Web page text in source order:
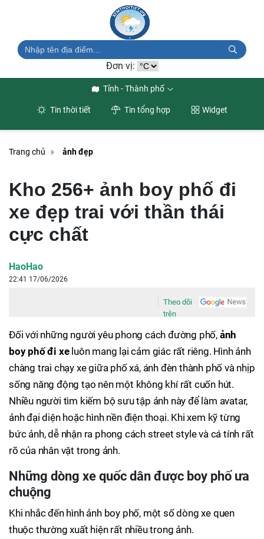
Đơn vị:
Tỉnh - Thành phố
Tin thời tiết Tin tổng hợp Widget
Trang chủ ảnh đẹp
Kho 256+ ảnh boy phố đi
xe đẹp trai với thần thái
cực chất
HaoHao
22:41 17/06/2026
Theo dõi
trên
Đối với những người yêu phong cách đường phố, ảnh
boy phố đi xeluôn mang lại cảm giác rất riêng. Hình ảnh
chàng trai chạy xe giữa phố xá, ánh đèn thành phố và nhịp
sống năng động tạo nên một không khí rất cuốn hút.
Nhiều người tìm kiếm bộ sưu tập ảnh này để làm avatar,
ảnh đại diện hoặc hình nền điện thoại. Khi xem kỹ từng
bức ảnh, dễ nhận ra phong cách street style và cá tính rất
rõ của nhân vật trong ảnh.
Những dòng xe quốc dân được boy phố ưa
chuộng
Khi nhắc đến hình ảnh boy phố, một số dòng xe quen
thuộc thường xuất hiện rất nhiều trong ảnh.